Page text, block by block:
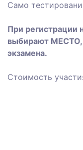
Само
При регистрации
выбирают
экзамена.
Стоимость